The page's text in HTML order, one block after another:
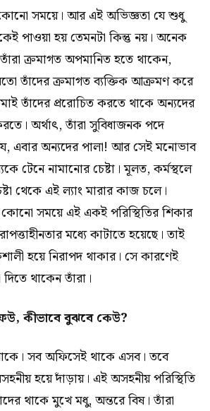
সময়ে। আর এই অভিজ্ঞতা যে শুধু
পাওয়া হয় তেমনটা কিন্তু নয়। অনেক
ক্রমাগত অপমানিত হতে থাকেন,
তাঁদের ক্রমাগত ব্যক্তিক আক্রমণ করে
তাঁদের প্ররোচিত করতে থাকে অন্যদের
অর্থাৎ, তাঁরা সুবিধাজনক পদে
এবার অন্যদের পালা! আর সেই মনোভাব
টেনে নামানোর চেষ্টা। মূলত, কর্মস্থলে
থেকে এই ল্যাং মারার কাজ চলে।
সময়ে এই একই পরিস্থিতির শিকার
মধ্যে কাটাতে হয়েছে। তাই
হয়ে নিরাপদ থাকার। সে কারণেই
থাকেন তাঁরা।
কীভাবে বুঝবে কেউ?
সব অফিসেই থাকে এসব। তবে
হয়ে দাঁড়ায়। এই অসহনীয় পরিস্থিতি
থাকে মুখে মধু, অন্তরে বিষ। তাঁরা